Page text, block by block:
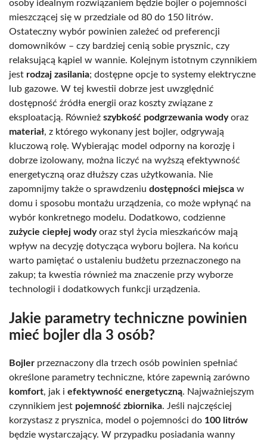
osoby idealnym rozwiązaniem będzie bojler o pojemności
mieszczącej się w przedziale od 80 do 150 litrów.
Ostateczny wybór powinien zależeć od preferencji
domowników – czy bardziej cenią sobie prysznic, czy
relaksującą kąpiel w wannie. Kolejnym istotnym czynnikiem
jest rodzaj zasilania; dostępne opcje to systemy elektryczne
lub gazowe. W tej kwestii dobrze jest uwzględnić
dostępność źródła energii oraz koszty związane z
eksploatacją. Również szybkość podgrzewania wodyoraz
materiał, z którego wykonany jest bojler, odgrywają
kluczową rolę. Wybierając model odporny na korozję i
dobrze izolowany, można liczyć na wyższą efektywność
energetyczną oraz dłuższy czas użytkowania. Nie
zapomnijmy także o sprawdzeniu dostępności miejsca w
domu i sposobu montażu urządzenia, co może wpłynąć na
wybór konkretnego modelu. Dodatkowo, codzienne
zużycie ciepłej wodyoraz styl życia mieszkańców mają
wpływ na decyzję dotycząca wyboru bojlera. Na końcu
warto pamiętać o ustaleniu budżetu przeznaczonego na
zakup; ta kwestia również ma znaczenie przy wyborze
technologii i dodatkowych funkcji urządzenia.
Jakie parametry techniczne powinien
mieć bojler dla 3 osób?
Bojler przeznaczony dla trzech osób powinien spełniać
określone parametry techniczne, które zapewnią zarówno
komfort, jak i efektywność energetyczną. Najważniejszym
czynnikiem jest pojemność zbiornika. Jeśli najczęściej
korzystasz z prysznica, model o pojemności do 100 litrów
będzie wystarczający. W przypadku posiadania wanny